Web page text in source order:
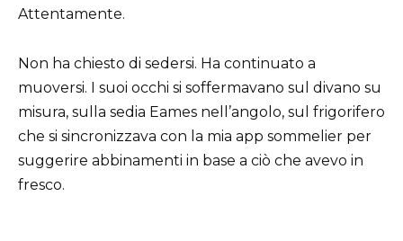
Attentamente.
Non ha chiesto di sedersi. Ha continuato a
muoversi. I suoi occhi si soffermavano sul divano su
misura, sulla sedia Eames nell’angolo, sul frigorifero
che si sincronizzava con la mia app sommelier per
suggerire abbinamenti in base a ciò che avevo in
fresco.